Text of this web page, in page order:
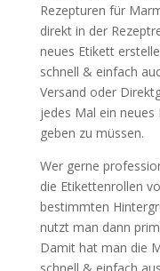
Rezepturen für
direkt in der
neues Etikett
schnell & einfach
Versand oder
jedes Mal ein
geben zu müssen.
Wer gerne
die Etikettenrollen
bestimmten
nutzt man dann
Damit hat man die
schnell & einfach